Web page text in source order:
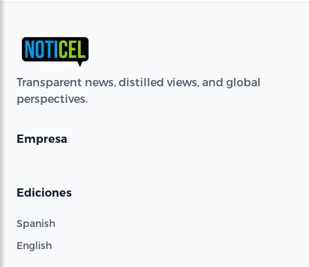
Transparent news, distilled views, and global
perspectives.
Empresa
Ediciones
Spanish
English